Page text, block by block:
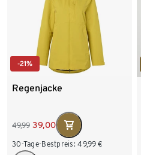
-21%
Regenjacke
49,99 39,00
30-Tage-Bestpreis: 49,99 €